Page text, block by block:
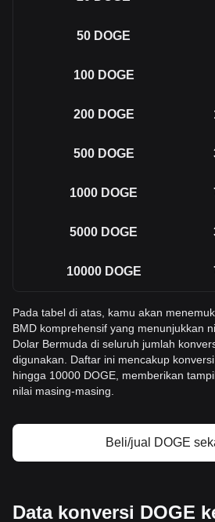
50 DOGE
100 DOGE
200 DOGE
500 DOGE
1000 DOGE
5000 DOGE
10000 DOGE
Pada tabel di atas, kamu akan
BMD komprehensif yang menunjukkan
Dolar Bermuda di seluruh jumlah
digunakan. Daftar ini mencakup
hingga 10000 DOGE, memberikan
nilai masing-masing.
Beli/jual DOGE
Data konversi DOGE